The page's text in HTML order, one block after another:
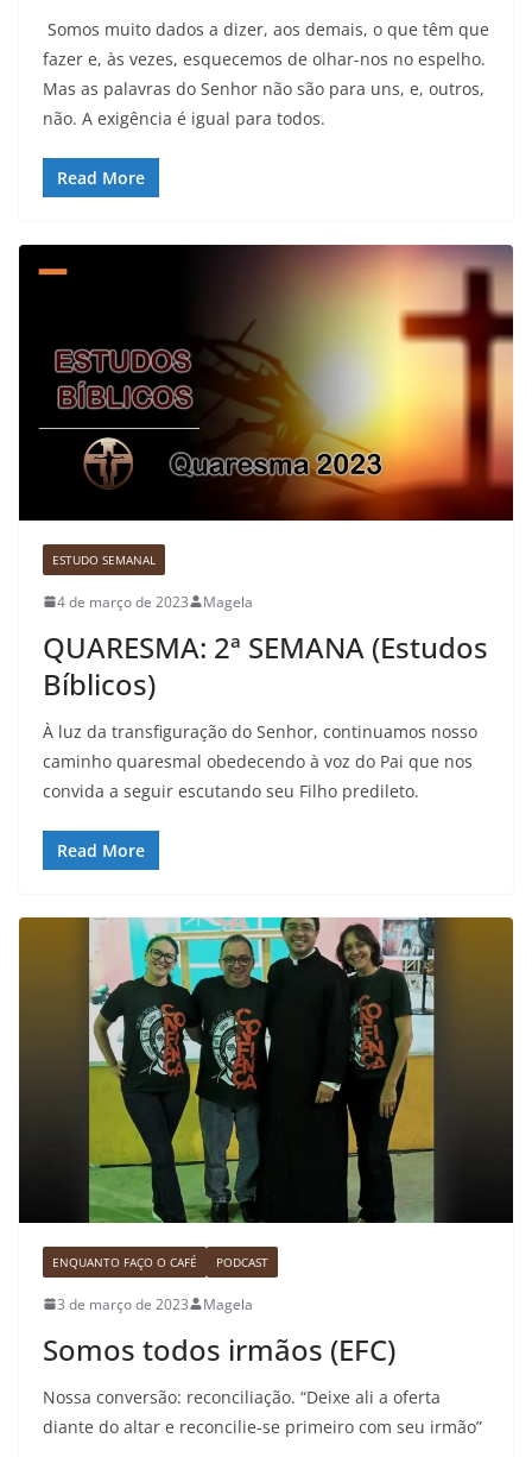
Somos muito dados a dizer, aos demais, o que têm que
fazer e, às vezes, esquecemos de olhar-nos no espelho.
Mas as palavras do Senhor não são para uns, e, outros,
não. A exigência é igual para todos.
Read More
ESTUDO SEMANAL
4 de março de 2023 Magela
QUARESMA: 2ª SEMANA (Estudos
Bíblicos)
À luz da transfiguração do Senhor, continuamos nosso
caminho quaresmal obedecendo à voz do Pai que nos
convida a seguir escutando seu Filho predileto.
Read More
ENQUANTO FAÇO O CAFÉ PODCAST
3 de março de 2023 Magela
Somos todos irmãos (EFC)
Nossa conversão: reconciliação. “Deixe ali a oferta
diante do altar e reconcilie-se primeiro com seu irmão”